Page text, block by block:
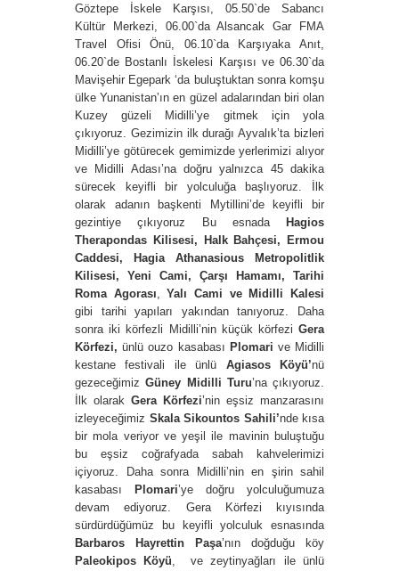
Göztepe İskele Karşısı, 05.50`de Sabancı
Kültür Merkezi, 06.00`da Alsancak Gar FMA
Travel Ofisi Önü, 06.10`da Karşıyaka Anıt,
06.20`de Bostanlı İskelesi Karşısı ve 06.30`da
Mavişehir Egepark ‘da buluştuktan sonra komşu
ülke Yunanistan’ın en güzel adalarından biri olan
Kuzey güzeli Midilli’ye gitmek için yola
çıkıyoruz. Gezimizin ilk durağı Ayvalık’ta bizleri
Midilli’ye götürecek gemimizde yerlerimizi alıyor
ve Midilli Adası’na doğru yalnızca 45 dakika
sürecek keyifli bir yolculuğa başlıyoruz. İlk
olarak adanın başkenti Mytillini’de keyifli bir
gezintiye çıkıyoruz Bu esnada
Hagios
Therapondas Kilisesi, Halk Bahçesi, Ermou
Caddesi, Hagia Athanasious Metropolitlik
Kilisesi, Yeni Cami, Çarşı Hamamı, Tarihi
Roma Agorası,Yalı Cami ve Midilli Kalesi
gibi tarihi yapıları yakından tanıyoruz. Daha
sonra iki körfezli Midilli’nin küçük körfezi Gera
Körfezi,ünlü ouzo kasabası Plomari ve Midilli
kestane festivali ile ünlü Agiasos Köyü’nü
gezeceğimiz Güney Midilli Turu’na çıkıyoruz.
İlk olarak Gera Körfezi’nin eşsiz manzarasını
izleyeceğimiz Skala Sikountos Sahili’nde kısa
bir mola veriyor ve yeşil ile mavinin buluştuğu
bu eşsiz coğrafyada sabah kahvelerimizi
içiyoruz. Daha sonra Midilli’nin en şirin sahil
kasabası
Plomari’ye doğru yolculuğumuza
devam ediyoruz. Gera Körfezi kıyısında
sürdürdüğümüz bu keyifli yolculuk esnasında
Barbaros Hayrettin Paşa’nın doğduğu köy
Paleokipos Köyü, ve zeytinyağları ile ünlü